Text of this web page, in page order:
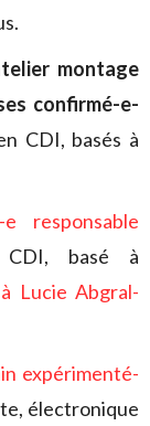
montage
confirmé-e-
CDI, basés à
e responsable
basé à
à Lucie Abgral-
expérimenté-
électronique